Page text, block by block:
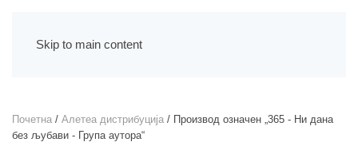
Skip to main content
Почетна / Алетеа дистрибуција / Производ oзначен „365 - Ни дана
без љубави - Група аутора“